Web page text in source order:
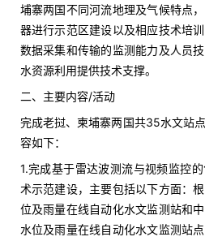
埔寨两国不同河流地理及气候特点
器进行示范区建设以及相应技术培
数据采集和传输的监测能力及人员
水资源利用提供技术支撑。
二、主要内容/活动
完成老挝、柬埔寨两国共35水文站
容如下：
1.完成基于雷达波测流与视频监控
术示范建设，主要包括以下方面：
位及雨量在线自动化水文监测站和
水位及雨量在线自动化水文监测站